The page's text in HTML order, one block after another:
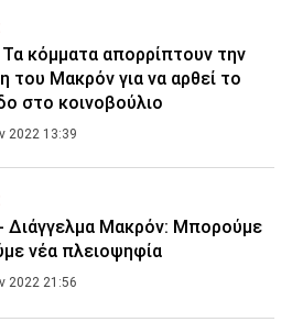
Τα κόμματα απορρίπτουν την
του Μακρόν για να αρθεί το
στο κοινοβούλιο
2022 13:39
- Διάγγελμα Μακρόν: Μπορούμε
νέα πλειοψηφία
2022 21:56